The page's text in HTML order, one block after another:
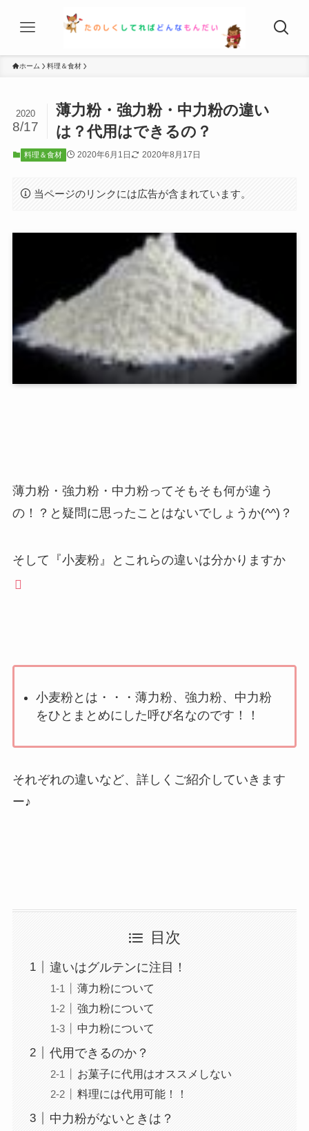
ホーム 料理＆食材
薄力粉・強力粉・中力粉の違い
は？代用はできるの？
2020
8/17
料理＆食材 2020年6月1日 2020年8月17日
当ページのリンクには広告が含まれています。
薄力粉・強力粉・中力粉ってそもそも何が違う
の！？と疑問に思ったことはないでしょうか(^^)？
そして『小麦粉』とこれらの違いは分かりますか
小麦粉とは・・・薄力粉、強力粉、中力粉
をひとまとめにした呼び名なのです！！
それぞれの違いなど、詳しくご紹介していきます
ー♪
目次
違いはグルテンに注目！
薄力粉について
強力粉について
中力粉について
代用できるのか？
お菓子に代用はオススメしない
料理には代用可能！！
中力粉がないときは？